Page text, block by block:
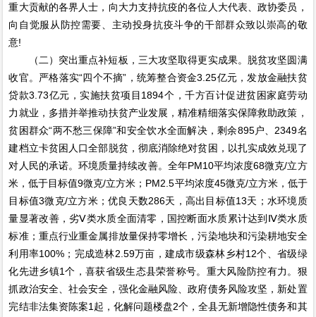
重大贡献的各界人士，向大力支持抗疫的各位人大代表、政协委员，
向自觉服从防控需要、主动投身抗疫斗争的干部群众致以崇高的敬
意!
（二）突出重点补短板，三大攻坚取得更实成果。脱贫攻坚圆满
收官。严格落实“四个不摘”，统筹整合资金3.25亿元，发放金融扶贫
贷款3.73亿元，实施扶贫项目1894个，千方百计促进贫困家庭劳动
力就业，多措并举推动扶贫产业发展，精准精细落实保障救助政策，
贫困群众“两不愁三保障”和安全饮水全面解决，剩余895户、2349名
建档立卡贫困人口全部脱贫，彻底消除绝对贫困，以扎实成效兑现了
对人民的承诺。环境质量持续改善。全年PM10平均浓度68微克/立方
米，低于目标值9微克/立方米；PM2.5平均浓度45微克/立方米，低于
目标值3微克/立方米；优良天数286天，高出目标值13天；水环境质
量显著改善，劣Ⅴ类水质全面清零，国控断面水质累计达到Ⅳ类水质
标准；重点行业重金属排放量保持零增长，污染地块和污染耕地安全
利用率100%；完成造林2.59万亩，建成市级森林乡村12个、省级绿
化先进乡镇1个，喜获省级生态县荣誉称号。重大风险防控有力。狠
抓政治安全、社会安全，强化金融风险、政府债务风险攻坚，新处置
完结非法集资陈案1起，化解问题楼盘2个，全县无新增隐性债务和其